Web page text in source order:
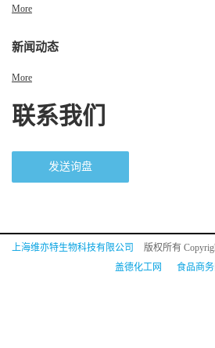
More
新闻动态
More
联系我们
发送询盘
上海维亦特生物科技有限公司 版权所有
盖德化工网
食品商务